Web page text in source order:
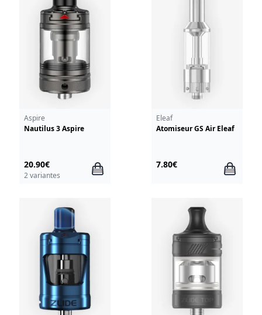
Aspire
Nautilus 3 Aspire
20.90€
2 variantes
Eleaf
Atomiseur GS Air Eleaf
7.80€